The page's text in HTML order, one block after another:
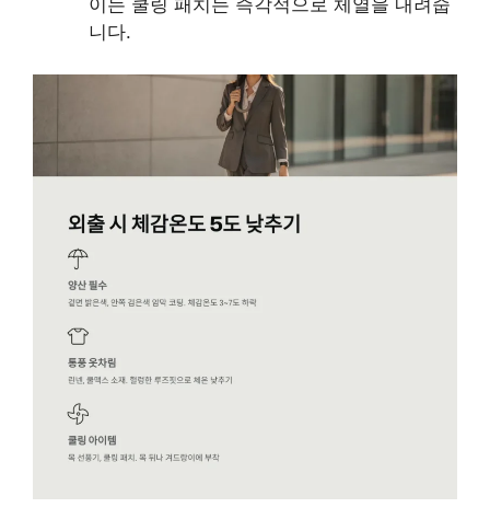
이는 쿨링 패치는 즉각적으로 체열을 내려줍
니다.